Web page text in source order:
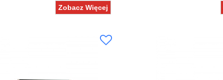
Zobacz Więcej